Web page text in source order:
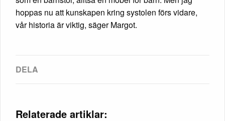
hoppas nu att kunskapen kring systolen förs vidare,
vår historia är viktig, säger Margot.
Relaterade artiklar: